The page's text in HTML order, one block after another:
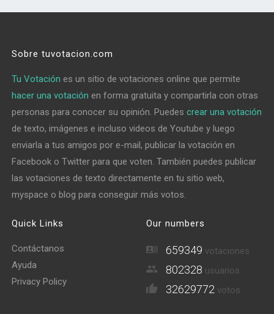
Sobre tuvotacion.com
Tu Votación es un sitio de votaciones online que permite
hacer una votación en forma gratuita y compartirla con otras
personas para conocer su opinión. Puedescrear una votación
de texto, imágenes e incluso videos de Youtube y luego
enviarla a tus amigos por e-mail, publicar la votación en
Facebook o Twitter para que voten. También puedes publicar
las votaciones de texto directamente en tu sitio web,
myspace o blog para conseguir más votos.
Quick Links
Contáctanos
Ayuda
Privacy Policy
Our numbers
659349 votaciones
802328 usuarios
32629772 votos